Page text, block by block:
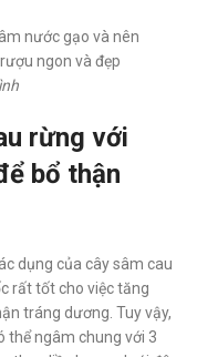
rừng với
bổ thận
dụng của cây sâm cau
rất tốt cho việc tăng
tráng dương. Tuy vậy,
thể ngâm chung với 3